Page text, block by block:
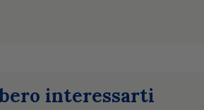
interessarti